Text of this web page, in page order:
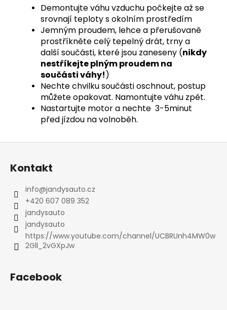
Demontujte váhu vzduchu počkejte až se
srovnají teploty s okolním prostředím
Jemným proudem, lehce a přerušovaně
prostříkněte celý tepelný drát, trny a
další součásti, které jsou zaneseny (nikdy
nestříkejte plným proudem na
součásti váhy!)
Nechte chvilku součásti oschnout, postup
můžete opakovat. Namontujte váhu zpět.
Nastartujte motor a nechte 3-5minut
před jízdou na volnoběh.
Z
Kontakt
info@jandysauto.cz
+420 607 089 352
jandysauto
jandysauto
https://www.youtube.com/channel/UCBRUnh4MW0w
2Gll_2vGXpJw
Facebook